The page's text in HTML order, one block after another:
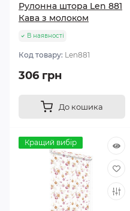
Рулонна штора Len 881
Кава з молоком
В наявності
Код товару: Len881
306 грн
До кошика
Кращий вибір